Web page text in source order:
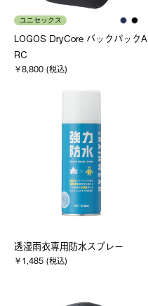
ユニセックス
LOGOS DryCore バックパックA
RC
￥8,800 (税込)
透湿雨衣専用防水スプレー
￥1,485 (税込)